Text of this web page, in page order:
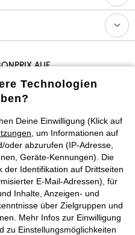
auf
und zzgl.
Impressum
vorbehalten.
Technologien
Deine Einwilligung (Klick auf
, um Informationen auf
abzurufen (IP-Adresse,
Geräte-Kennungen). Die
der Identifikation auf Drittseiten
E-Mail-Adressen), für
Inhalte, Anzeigen- und
über Zielgruppen und
Mehr Infos zur Einwilligung
zu Einstellungsmöglichkeiten